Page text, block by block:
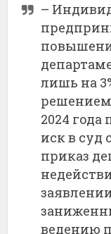
–
лишь на
решением
2024
иск в суд
приказ
ведению